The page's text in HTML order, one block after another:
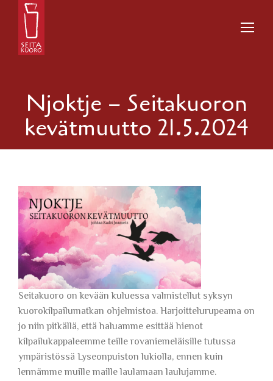
Njoktje – Seitakuoron
kevätmuutto 21.5.2024
Seitakuoro on kevään kuluessa valmistellut syksyn
kuorokilpailumatkan ohjelmistoa. Harjoittelurupeama on
jo niin pitkällä, että haluamme esittää hienot
kilpailukappaleemme teille rovaniemeläisille tutussa
ympäristössä Lyseonpuiston lukiolla, ennen kuin
lennämme muille maille laulamaan laulujamme.